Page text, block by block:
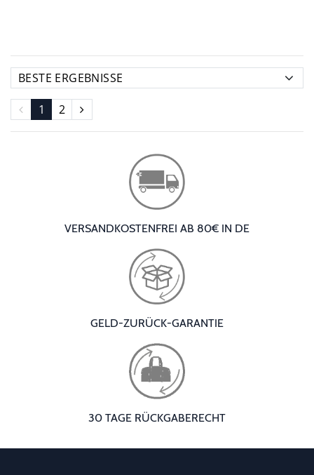
1 2
VERSANDKOSTENFREI AB 80€ IN DE
GELD-ZURÜCK-GARANTIE
30 TAGE RÜCKGABERECHT